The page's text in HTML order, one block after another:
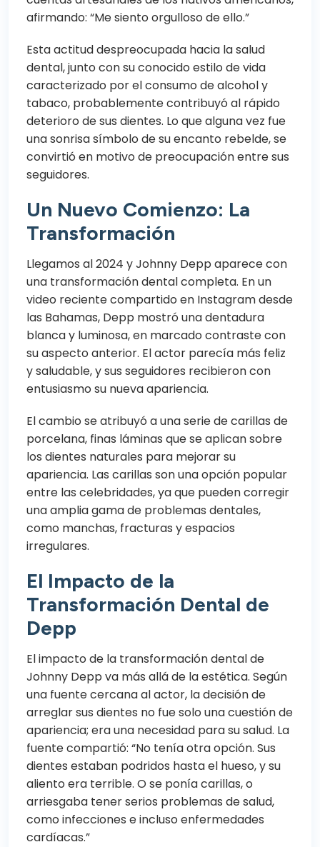
afirmando: “Me siento orgulloso de ello.”
Esta actitud despreocupada hacia la salud
dental, junto con su conocido estilo de vida
caracterizado por el consumo de alcohol y
tabaco, probablemente contribuyó al rápido
deterioro de sus dientes. Lo que alguna vez fue
una sonrisa símbolo de su encanto rebelde, se
convirtió en motivo de preocupación entre sus
seguidores.
Un Nuevo Comienzo: La
Transformación
Llegamos al 2024 y Johnny Depp aparece con
una transformación dental completa. En un
video reciente compartido en Instagram desde
las Bahamas, Depp mostró una dentadura
blanca y luminosa, en marcado contraste con
su aspecto anterior. El actor parecía más feliz
y saludable, y sus seguidores recibieron con
entusiasmo su nueva apariencia.
El cambio se atribuyó a una serie de carillas de
porcelana, finas láminas que se aplican sobre
los dientes naturales para mejorar su
apariencia. Las carillas son una opción popular
entre las celebridades, ya que pueden corregir
una amplia gama de problemas dentales,
como manchas, fracturas y espacios
irregulares.
El Impacto de la
Transformación Dental de
Depp
El impacto de la transformación dental de
Johnny Depp va más allá de la estética. Según
una fuente cercana al actor, la decisión de
arreglar sus dientes no fue solo una cuestión de
apariencia; era una necesidad para su salud. La
fuente compartió: “No tenía otra opción. Sus
dientes estaban podridos hasta el hueso, y su
aliento era terrible. O se ponía carillas, o
arriesgaba tener serios problemas de salud,
como infecciones e incluso enfermedades
cardíacas.”